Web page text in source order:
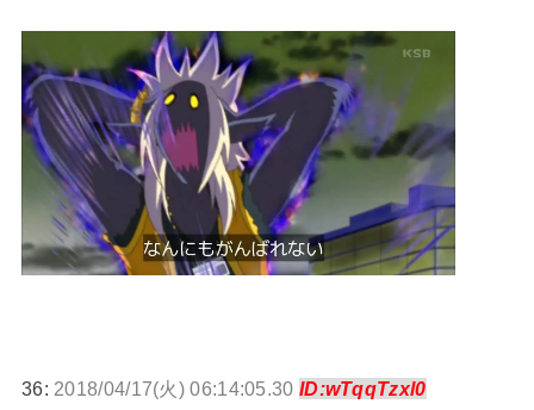
36: 2018/04/17(火) 06:14:05.30 ID:wTqqTzxl0